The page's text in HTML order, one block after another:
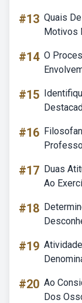
#13 Quais
Motivos
#14 O
#15
#16
#17 Duas
Ao
#18
#19
#20 Ao
Dos